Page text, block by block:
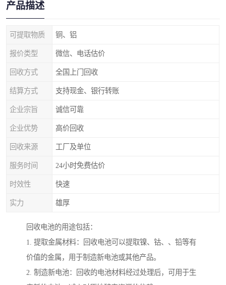
产品描述
可提取物质 铜、铝
报价类型 微信、电话估价
回收方式 全国上门回收
结算方式 支持现金、银行转账
企业宗旨 诚信可靠
企业优势 高价回收
回收来源 工厂及单位
服务时间 24小时免费估价
时效性 快速
实力 雄厚
回收电池的用途包括：
1. 提取金属材料：回收电池可以提取镍、钴、、铅等有
价值的金属，用于制造新电池或其他产品。
2. 制造新电池：回收的电池材料经过处理后，可用于生